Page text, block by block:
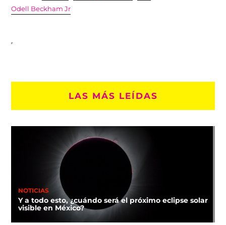
Odell Beckham Jr
LAS MÁS LEÍDAS
NOTICIAS
Y a todo esto, ¿cuándo será el próximo eclipse solar
visible en México?